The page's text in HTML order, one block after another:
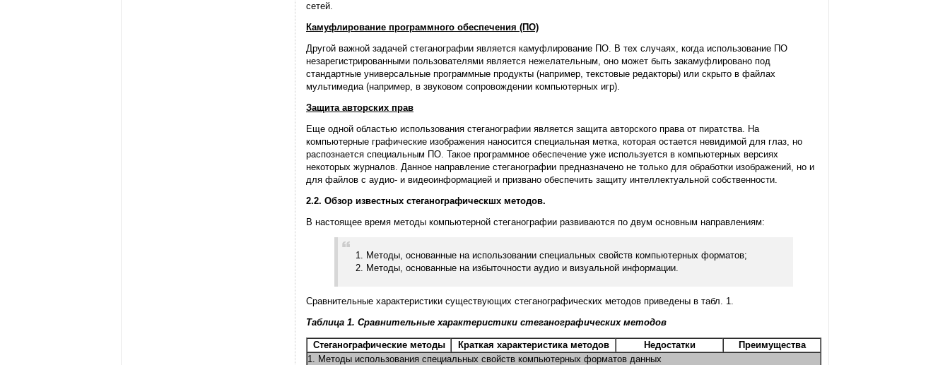
сетей.
Камуфлирование программного обеспечения (ПО)
Другой важной задачей стеганографии является камуфлирование ПО. В тех случаях, когда использование ПО
незарегистрированными пользователями является нежелательным, оно может быть закамуфлировано под
стандартные универсальные программные продукты (например, текстовые редакторы) или скрыто в файлах
мультимедиа (например, в звуковом сопровождении компьютерных игр).
Защита авторских прав
Еще одной областью использования стеганографии является защита авторского права от пиратства. На
компьютерные графические изображения наносится специальная метка, которая остается невидимой для глаз, но
распознается специальным ПО. Такое программное обеспечение уже используется в компьютерных версиях
некоторых журналов. Данное направление стеганографии предназначено не только для обработки изображений, но и
для файлов с аудио- и видеоинформацией и призвано обеспечить защиту интеллектуальной собственности.
2.2. Обзор известных стеганографическшх методов.
В настоящее время методы компьютерной стеганографии развиваются по двум основным направлениям:
1. Методы, основанные на использовании специальных свойств компьютерных форматов;
2. Методы, основанные на избыточности аудио и визуальной информации.
Сравнительные характеристики существующих стеганографических методов приведены в табл. 1.
Таблица 1. Сравнительные характеристики стеганографических методов
Стеганографические методы Краткая характеристика методов Недостатки
Преимущества
1. Методы использования специальных свойств компьютерных форматов данных